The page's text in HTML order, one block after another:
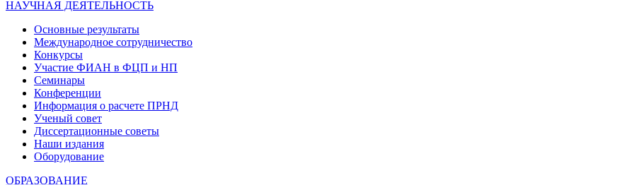
НАУЧНАЯ ДЕЯТЕЛЬНОСТЬ
Основные результаты
Международное сотрудничество
Конкурсы
Участие ФИАН в ФЦП и НП
Семинары
Конференции
Информация о расчете ПРНД
Ученый совет
Диссертационные советы
Наши издания
Оборудование
ОБРАЗОВАНИЕ